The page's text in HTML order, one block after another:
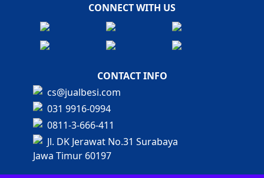
CONNECT WITH US
CONTACT INFO
cs@jualbesi.com
031 9916-0994
0811-3-666-411
Jl. DK Jerawat No.31 Surabaya
Jawa Timur 60197